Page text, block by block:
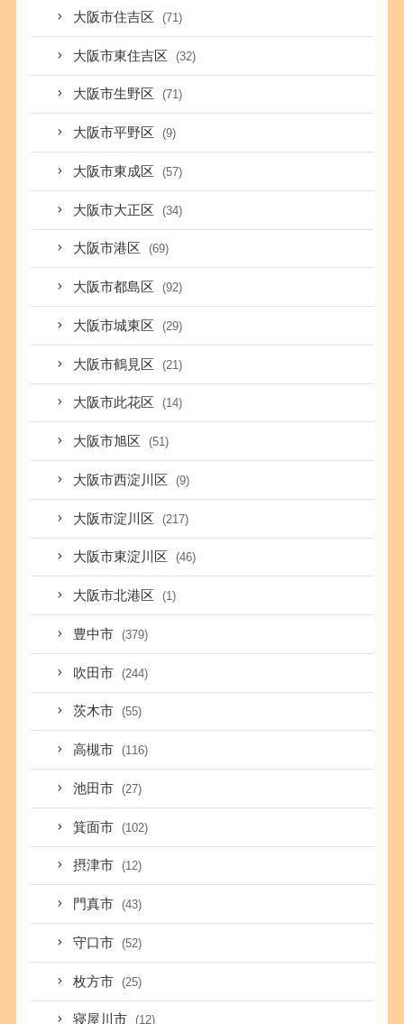
大阪市住吉区 (71)
大阪市東住吉区 (32)
大阪市生野区 (71)
大阪市平野区 (9)
大阪市東成区 (57)
大阪市大正区 (34)
大阪市港区 (69)
大阪市都島区 (92)
大阪市城東区 (29)
大阪市鶴見区 (21)
大阪市此花区 (14)
大阪市旭区 (51)
大阪市西淀川区 (9)
大阪市淀川区 (217)
大阪市東淀川区 (46)
大阪市北港区 (1)
豊中市 (379)
吹田市 (244)
茨木市 (55)
高槻市 (116)
池田市 (27)
箕面市 (102)
摂津市 (12)
門真市 (43)
守口市 (52)
枚方市 (25)
寝屋川市 (12)